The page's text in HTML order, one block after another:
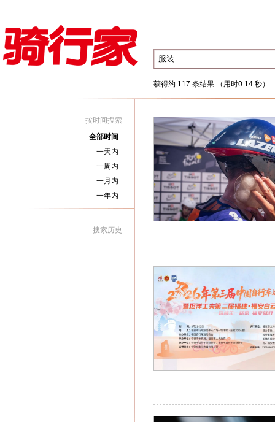
获得约 117 条结果 （用时0.14 秒）
按时间搜索
全部时间
一天内
一周内
一月内
一年内
搜索历史